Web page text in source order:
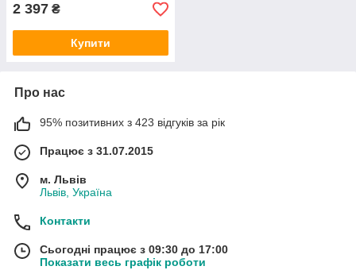
2 397 ₴
Купити
Про нас
95% позитивних з 423 відгуків за рік
Працює з 31.07.2015
м. Львів
Львів, Україна
Контакти
Сьогодні працює з 09:30 до 17:00
Показати весь графік роботи